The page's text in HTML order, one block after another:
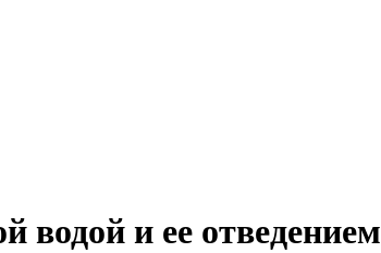
водой и ее отведением